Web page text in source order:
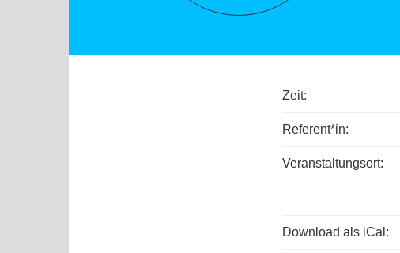
Zeit:
Referent*in:
Veranstaltungsort:
Download als iCal: